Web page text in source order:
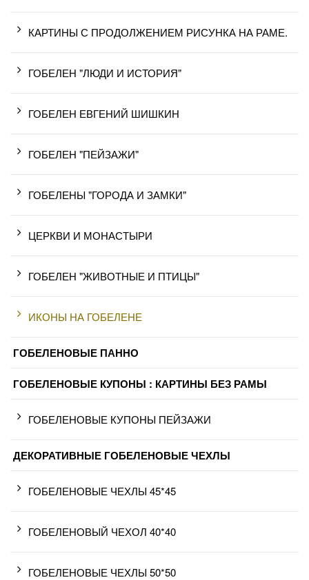
КАРТИНЫ С ПРОДОЛЖЕНИЕМ РИСУНКА НА РАМЕ.
ГОБЕЛЕН "ЛЮДИ И ИСТОРИЯ"
ГОБЕЛЕН ЕВГЕНИЙ ШИШКИН
ГОБЕЛЕН "ПЕЙЗАЖИ"
ГОБЕЛЕНЫ "ГОРОДА И ЗАМКИ"
ЦЕРКВИ И МОНАСТЫРИ
ГОБЕЛЕН "ЖИВОТНЫЕ И ПТИЦЫ"
ИКОНЫ НА ГОБЕЛЕНЕ
ГОБЕЛЕНОВЫЕ ПАННО
ГОБЕЛЕНОВЫЕ КУПОНЫ : КАРТИНЫ БЕЗ РАМЫ
ГОБЕЛЕНОВЫЕ КУПОНЫ ПЕЙЗАЖИ
ДЕКОРАТИВНЫЕ ГОБЕЛЕНОВЫЕ ЧЕХЛЫ
ГОБЕЛЕНОВЫЕ ЧЕХЛЫ 45*45
ГОБЕЛЕНОВЫЙ ЧЕХОЛ 40*40
ГОБЕЛЕНОВЫЕ ЧЕХЛЫ 50*50